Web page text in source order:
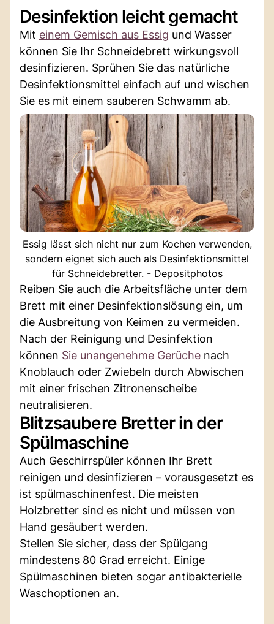
Desinfektion leicht gemacht
Mit einem Gemisch aus Essig und Wasser
können Sie Ihr Schneidebrett wirkungsvoll
desinfizieren. Sprühen Sie das natürliche
Desinfektionsmittel einfach auf und wischen
Sie es mit einem sauberen Schwamm ab.
Essig lässt sich nicht nur zum Kochen verwenden,
sondern eignet sich auch als Desinfektionsmittel
für Schneidebretter. - Depositphotos
Reiben Sie auch die Arbeitsfläche unter dem
Brett mit einer Desinfektionslösung ein, um
die Ausbreitung von Keimen zu vermeiden.
Nach der Reinigung und Desinfektion
können Sie unangenehme Gerüche nach
Knoblauch oder Zwiebeln durch Abwischen
mit einer frischen Zitronenscheibe
neutralisieren.
Blitzsaubere Bretter in der
Spülmaschine
Auch Geschirrspüler können Ihr Brett
reinigen und desinfizieren – vorausgesetzt es
ist spülmaschinenfest. Die meisten
Holzbretter sind es nicht und müssen von
Hand gesäubert werden.
Stellen Sie sicher, dass der Spülgang
mindestens 80 Grad erreicht. Einige
Spülmaschinen bieten sogar antibakterielle
Waschoptionen an.